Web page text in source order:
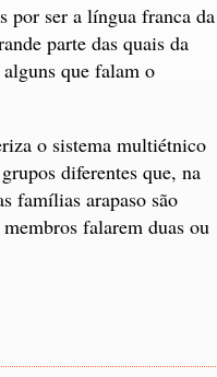
por ser a língua franca da
parte das quais da
que falam o
o sistema multiétnico
diferentes que, na
famílias arapaso são
falarem duas ou